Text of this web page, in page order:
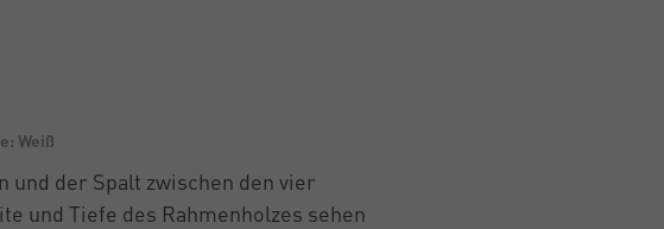
Weiß
und der Spalt zwischen den vier
und Tiefe des Rahmenholzes sehen